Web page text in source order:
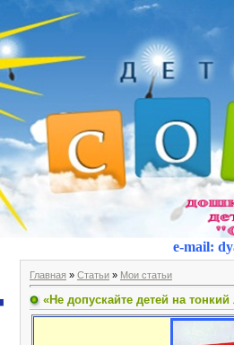
e-mail:
Главная » Статьи » Мои статьи
«Не допускайте детей на